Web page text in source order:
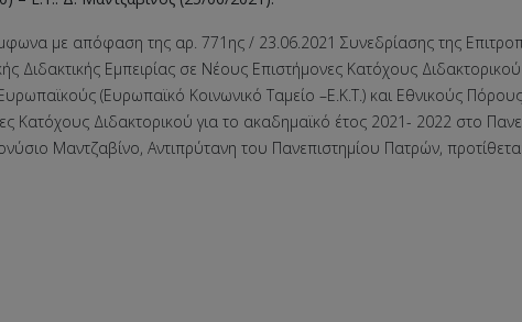
με απόφαση της αρ. 771ης / 23.06.2021 Συνεδρίασης της
Εμπειρίας σε Νέους Επιστήμονες Κατόχους
(Ευρωπαϊκό Κοινωνικό Ταμείο –Ε.Κ.Τ.) και Εθνικούς
Κατόχους Διδακτορικού για το ακαδημαϊκό έτος 2021- 2022 στο
Μαντζαβίνο, Αντιπρύτανη του Πανεπιστημίου Πατρών,